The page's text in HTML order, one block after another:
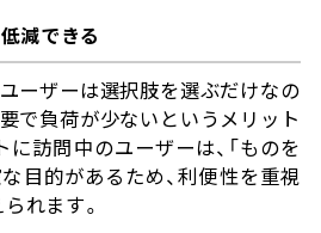
減できる
ーザーは選択肢を選ぶだけなの
で負荷が少ないというメリット
訪問中のユーザーは、「ものを
目的があるため、利便性を重視
れます。